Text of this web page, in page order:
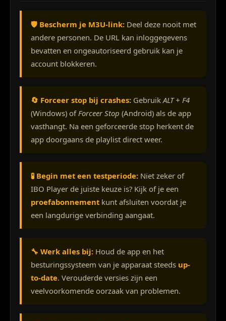
🛡️ Bescherm je M3U-link: Deel deze nooit met
andere personen. De URL kan inloggegevens
bevatten en ongeautoriseerd gebruik kan je
account blokkeren.
🔄 Forceer stop bij crashes: Gebruik ALT + F4
(Windows) of Forceer Stop (Android) als de app
vasthangt. Na een geforceerde stop herkent de
app doorgaans de playlist direct weer.
🧪 Begin met een testperiode: Niet zeker of
IBO Player de juiste keuze is? Kijk of je een
proefabonnement kunt afsluiten voordat je
een langdurige verbinding aangaat.
🔧 Werk alles bij: Houd de app en het
besturingssysteem van je apparaat steeds up-
to-date. Verouderde versies zijn een
veelvoorkomende oorzaak van problemen.